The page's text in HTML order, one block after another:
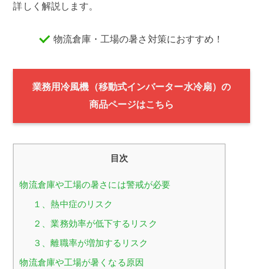
詳しく解説します。
物流倉庫・工場の暑さ対策におすすめ！
業務用冷風機（移動式インバーター水冷扇）の
商品ページはこちら
目次
物流倉庫や工場の暑さには警戒が必要
１、熱中症のリスク
２、業務効率が低下するリスク
３、離職率が増加するリスク
物流倉庫や工場が暑くなる原因